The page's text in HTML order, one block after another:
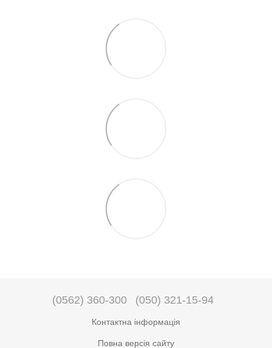
(0562) 360-300 (050) 321-15-94
Контактна інформація
Повна версія сайту